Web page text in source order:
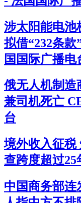
涉太阳能电池
拟借“232条
国国际广播电
俄无人机制造
兼司机死亡
台
境外收入征税
查跨度超过25
中国商务部连